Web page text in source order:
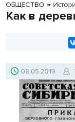
ОБЩЕСТВО →
Как в
08.05.2019